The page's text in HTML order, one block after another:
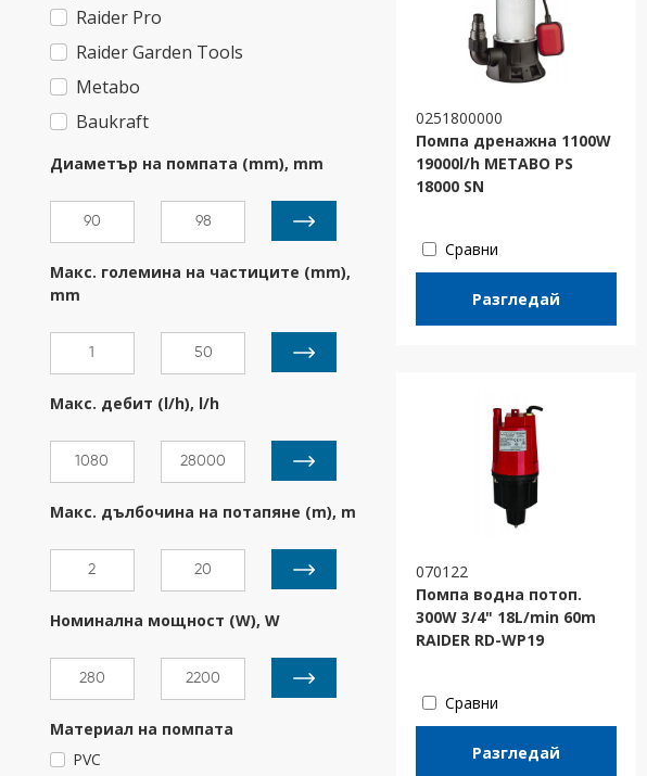
Raider Pro
Raider Garden Tools
Metabo
Baukraft
Диаметър на помпата (mm), mm
Макс. големина на частиците (mm),
mm
Макс. дебит (l/h), l/h
Макс. дълбочина на потапяне (m), m
Номинална мощност (W), W
Материал на помпата
PVC
0251800000
Помпа дренажна 1100W
19000l/h METABO PS
18000 SN
Сравни
Разгледай
070122
Помпа водна потоп.
300W 3/4" 18L/min 60m
RAIDER RD-WP19
Сравни
Разгледай